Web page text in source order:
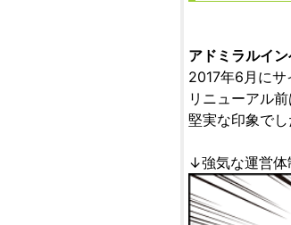
アドミラルイ
2017年6月にサ
リニューアル
堅実な印象で
↓強気な運営体